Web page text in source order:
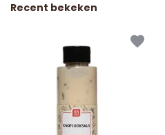
Recent bekeken